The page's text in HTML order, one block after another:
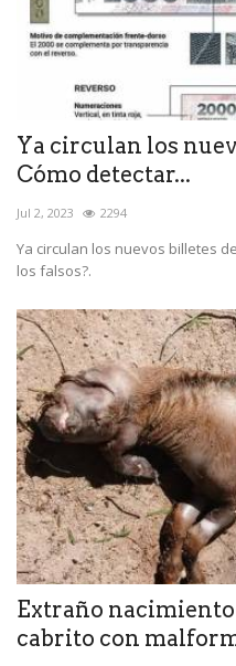
Ya circulan los
Cómo detectar...
Jul 2, 2023 2294
Ya circulan los nuevos billetes
los falsos?.
Extraño nacimiento
cabrito con